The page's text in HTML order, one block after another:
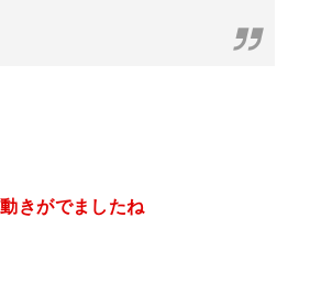
きがでましたね